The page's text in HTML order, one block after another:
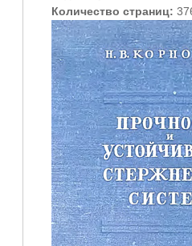
Количество страниц: